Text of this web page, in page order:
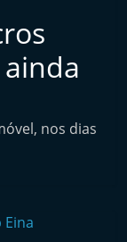
nos dias